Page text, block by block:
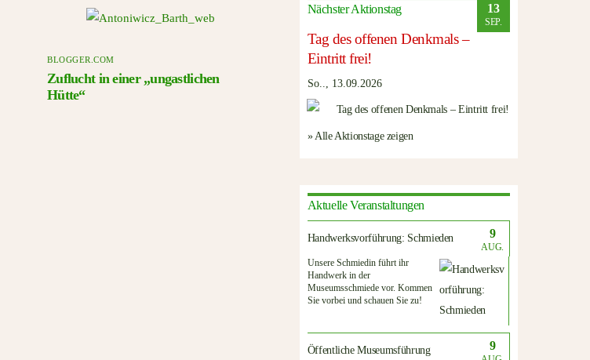
BLOGGER.COM
Zuflucht in einer „ungastlichen
Hütte“
Nächster Aktionstag 13
SEP.
Tag des offenen Denkmals –
Eintritt frei!
So.., 13.09.2026
» Alle Aktionstage zeigen
Aktuelle Veranstaltungen
Handwerksvorführung: Schmieden 9
AUG.
Unsere Schmiedin führt ihr
Handwerk in der
Museumsschmiede vor. Kommen
Sie vorbei und schauen Sie zu!
Öffentliche Museumsführung 9